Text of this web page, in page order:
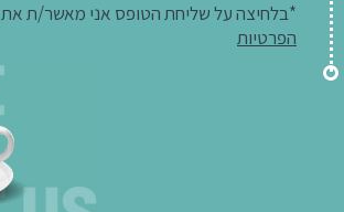
*בלחיצה על שליחת הטופס אני מאשר/ת את
הפרטיות